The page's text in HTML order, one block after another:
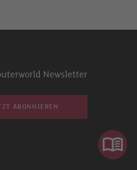
Newsletter
ABONNIEREN